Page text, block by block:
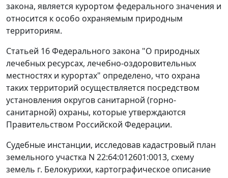
закона, является курортом федерального значения и
относится к особо охраняемым природным
территориям.
Статьей 16Федерального закона "О природных
лечебных ресурсах, лечебно-оздоровительных
местностях и курортах" определено, что охрана
таких территорий осуществляется посредством
установления округов санитарной (горно-
санитарной) охраны, которые утверждаются
Правительством Российской Федерации.
Судебные инстанции, исследовав кадастровый план
земельного участка N 22:64:012601:0013, схему
земель г. Белокурихи, картографическое описание